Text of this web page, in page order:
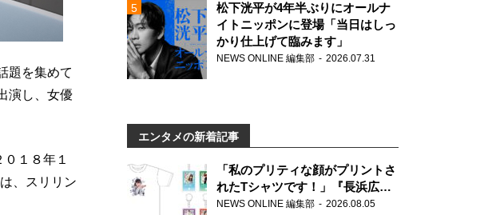
題を集めて
演し、女優
１８年１
、スリリン
松下洸平が4年半ぶりにオールナ
イトニッポンに登場「当日はしっ
かり仕上げて臨みます」
NEWS ONLINE 編集部 2026.07.31
エンタメの新着記事
「私のプリティな顔がプリントさ
れたTシャツです！」『長浜広奈
天下無双』初の番組グッズ発売
NEWS ONLINE 編集部 2026.08.05